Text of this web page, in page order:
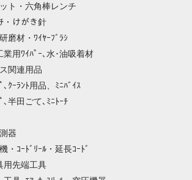
ト・六角棒レンチ
・けがき針
磨材・ﾜｲﾔｰﾌﾞﾗｼ
用ﾜｲﾊﾟｰ､水･油吸着材
関連用品
ｸｰﾗﾝﾄ用品、ﾐﾆﾊﾞｲｽ
､半田ごて､ﾐﾆﾄｰﾁ
器
・ｺｰﾄﾞﾘｰﾙ・延長ｺｰﾄﾞ
用先端工具